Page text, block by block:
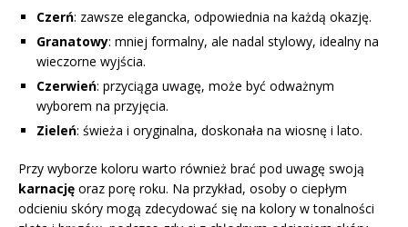
Czerń: zawsze elegancka, odpowiednia na każdą okazję.
Granatowy: mniej formalny, ale nadal stylowy, idealny na
wieczorne wyjścia.
Czerwień: przyciąga uwagę, może być odważnym
wyborem na przyjęcia.
Zieleń: świeża i oryginalna, doskonała na wiosnę i lato.
Przy wyborze koloru warto również brać pod uwagę swoją
karnację oraz porę roku. Na przykład, osoby o ciepłym
odcieniu skóry mogą zdecydować się na kolory w tonalności